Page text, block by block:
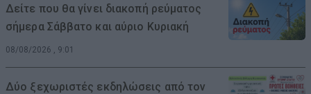
Δείτε που θα γίνει διακοπή ρεύματος
σήμερα Σάββατο και αύριο Κυριακή
08/08/2026 , 9:01
Δύο ξεχωριστές εκδηλώσεις από τον